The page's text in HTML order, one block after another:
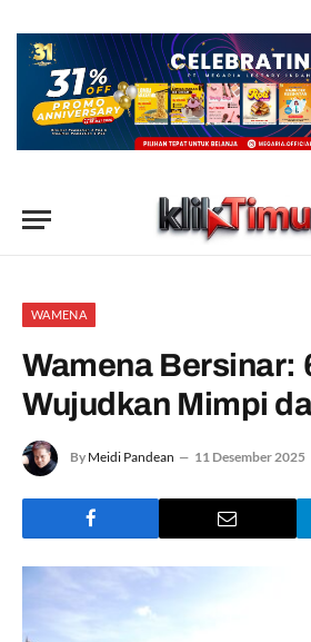
WAMENA
Wamena Bersinar:
Wujudkan Mimpi
By Meidi Pandean 11 Desember 2025